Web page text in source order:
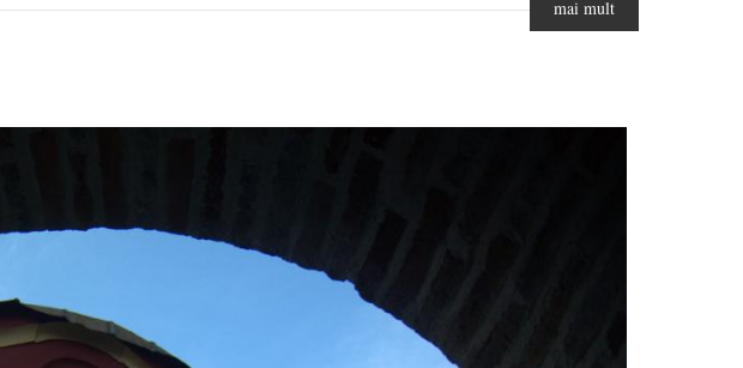
mai mult